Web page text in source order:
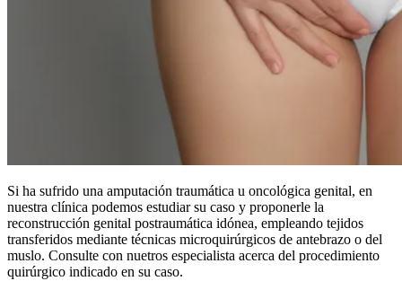
Si ha sufrido una amputación traumática u oncológica genital, en
nuestra clínica podemos estudiar su caso y proponerle la
reconstrucción genital postraumática idónea, empleando tejidos
transferidos mediante técnicas microquirúrgicos de antebrazo o del
muslo. Consulte con nuetros especialista acerca del procedimiento
quirúrgico indicado en su caso.